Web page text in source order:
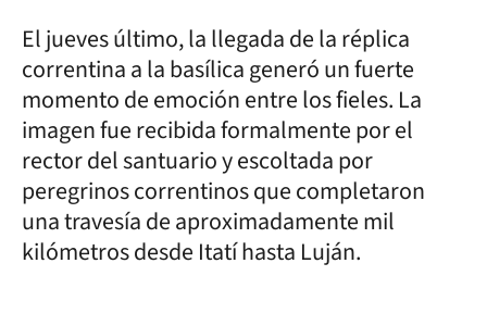
El jueves último, la llegada de la réplica
correntina a la basílica generó un fuerte
momento de emoción entre los fieles. La
imagen fue recibida formalmente por el
rector del santuario y escoltada por
peregrinos correntinos que completaron
una travesía de aproximadamente mil
kilómetros desde Itatí hasta Luján.